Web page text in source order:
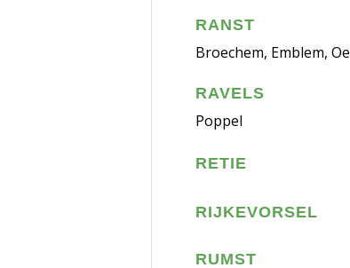
RANST
Broechem, Emblem,
RAVELS
Poppel
RETIE
RIJKEVORSEL
RUMST